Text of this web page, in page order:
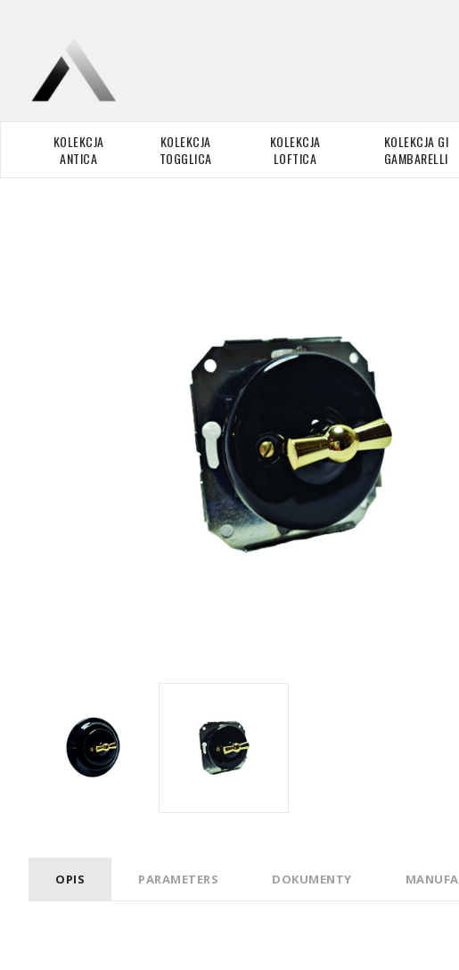
KOLEKCJA
ANTICA
KOLEKCJA
TOGGLICA
KOLEKCJA
LOFTICA
KOLEKCJA GI
GAMBARELLI
OPIS PARAMETERS DOKUMENTY